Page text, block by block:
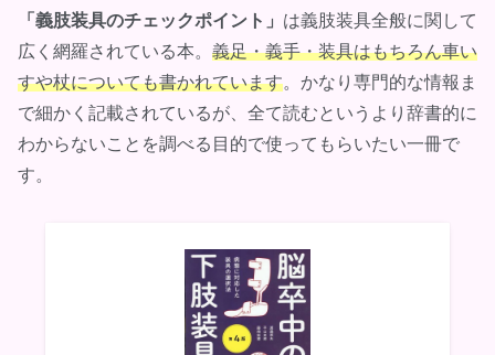
「義肢装具のチェックポイント」 は義肢装具全般に関して
広く網羅されている本。 義足・義手・装具はもちろん車い
すや杖についても書かれています。かなり専門的な情報ま
で細かく記載されているが、全て読むというより辞書的に
わからないことを調べる目的で使ってもらいたい一冊で
す。